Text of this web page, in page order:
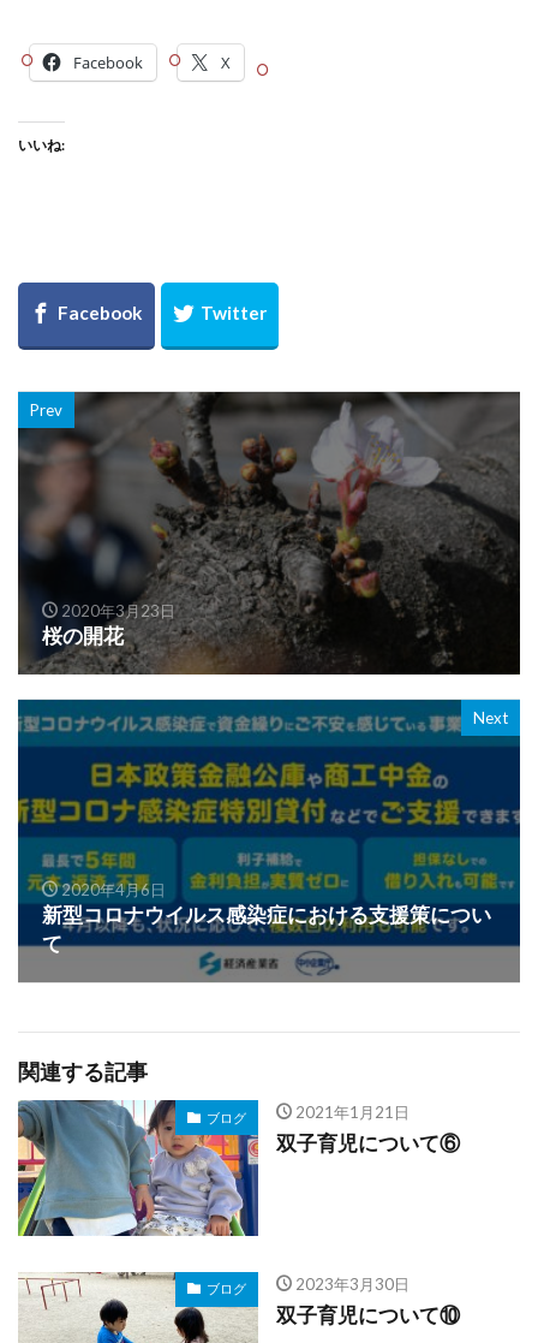
Facebook X
いいね:
Prev
2020年3月23日
桜の開花
Next
2020年4月6日
新型コロナウイルス感染症における支援策につい
て
関連する記事
ブログ 2021年1月21日
双子育児について⑥
ブログ 2023年3月30日
双子育児について⑩